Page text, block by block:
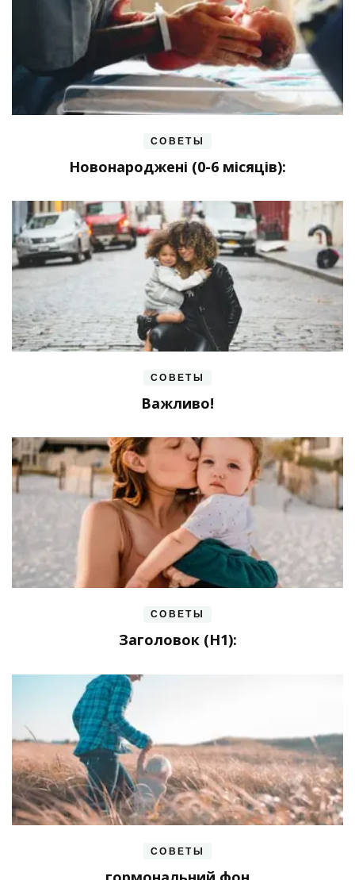
СОВЕТЫ
Новонароджені (0-6 місяців):
СОВЕТЫ
Важливо!
СОВЕТЫ
Заголовок (H1):
СОВЕТЫ